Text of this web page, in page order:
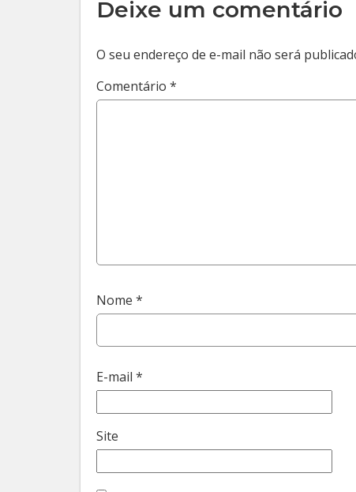
Deixe um comentário
O seu endereço de e-mail não será
Comentário *
Nome *
E-mail *
Site